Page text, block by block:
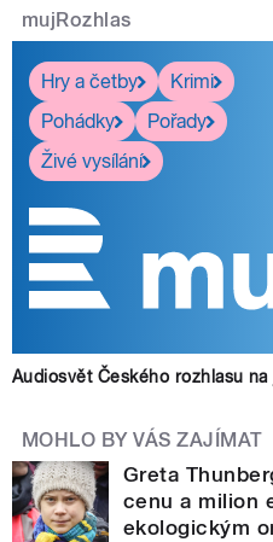
mujRozhlas
Hry a četby
Krimi
Pohádky
Pořady
Živé vysílání
Audiosvět Českého rozhlasu
MOHLO BY VÁS ZAJÍMAT
Greta
cenu a milion
ekologickým